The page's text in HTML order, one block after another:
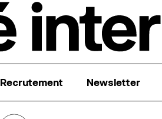
Recrutement Newsletter